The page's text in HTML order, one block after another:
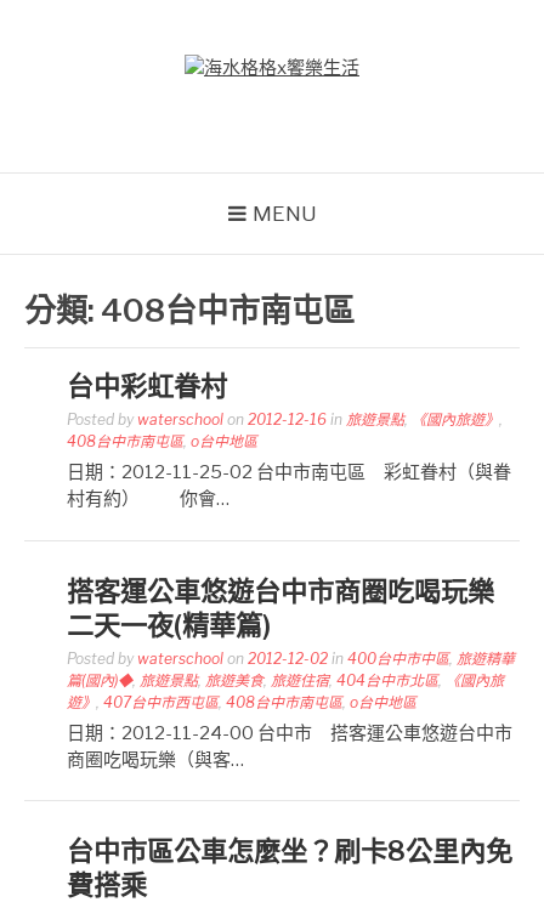
MENU
分類: 408台中市南屯區
台中彩虹眷村
Posted by waterschool on 2012-12-16 in 旅遊景點, 《國內旅遊》 ,
408台中市南屯區, o台中地區
日期：2012-11-25-02 台中市南屯區 彩虹眷村（與眷
村有約） 你會…
搭客運公車悠遊台中市商圈吃喝玩樂
二天一夜(精華篇)
Posted by waterschool on 2012-12-02 in 400台中市中區, 旅遊精華
篇(國內)◆, 旅遊景點, 旅遊美食, 旅遊住宿, 404台中市北區,
《國內旅
遊》
407台中市西屯區, 408台中市南屯區, o台中地區
日期：2012-11-24-00 台中市 搭客運公車悠遊台中市
商圈吃喝玩樂（與客…
台中市區公車怎麼坐？刷卡8公里內免
費搭乘